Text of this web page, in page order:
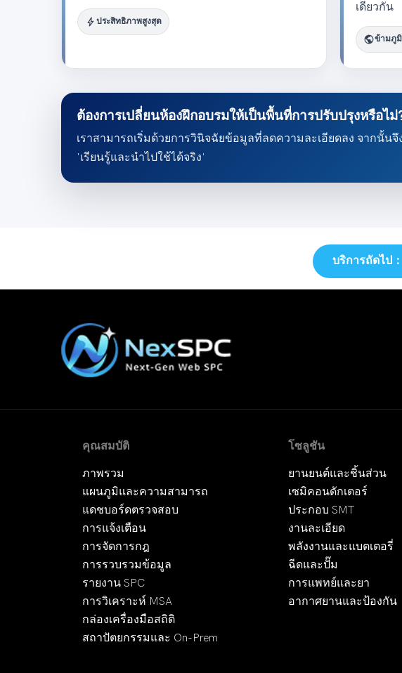
bolt ประสิทธิภาพสูงสุด
เดียวกัน
publicข้ามภู
ต้องการเปลี่ยนห้องฝึกอบรมให้เป็นพื้นที่การปรับปรุงหรือไม่
เราสามารถเริ่มด้วยการวินิจฉัยข้อมูลที่ลดความละเอียดลง จากนั้
'เรียนรู้และนำไปใช้ได้จริง'
บริการถัดไป
คุณสมบัติ
ภาพรวม
แผนภูมิและความสามารถ
แดชบอร์ดตรวจสอบ
การแจ้งเตือน
การจัดการกฎ
การรวบรวมข้อมูล
รายงาน SPC
การวิเคราะห์ MSA
กล่องเครื่องมือสถิติ
สถาปัตยกรรมและ On-Prem
โซลูชัน
ยานยนต์และชิ้นส่วน
เซมิคอนดักเตอร์
ประกอบ SMT
งานละเอียด
พลังงานและแบตเตอรี่
ฉีดและปั๊ม
การแพทย์และยา
อากาศยานและป้องกัน